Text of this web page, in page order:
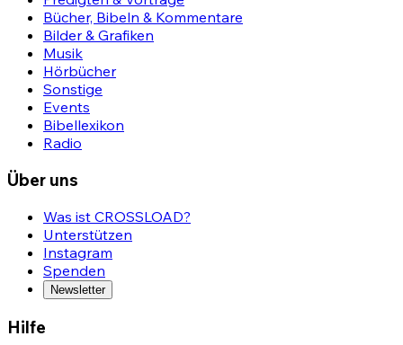
Bücher, Bibeln & Kommentare
Bilder & Grafiken
Musik
Hörbücher
Sonstige
Events
Bibellexikon
Radio
Über uns
Was ist CROSSLOAD?
Unterstützen
Instagram
Spenden
Newsletter
Hilfe